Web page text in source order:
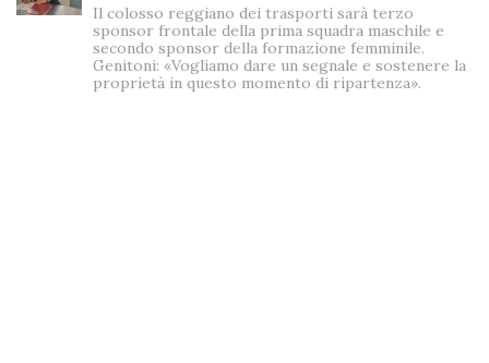
Il colosso reggiano dei trasporti sarà terzo
sponsor frontale della prima squadra maschile e
secondo sponsor della formazione femminile.
Genitoni: «Vogliamo dare un segnale e sostenere la
proprietà in questo momento di ripartenza».